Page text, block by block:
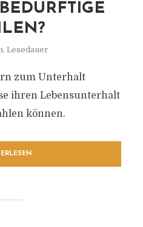
Lesedauer
zum Unterhalt
ihren Lebensunterhalt
können.